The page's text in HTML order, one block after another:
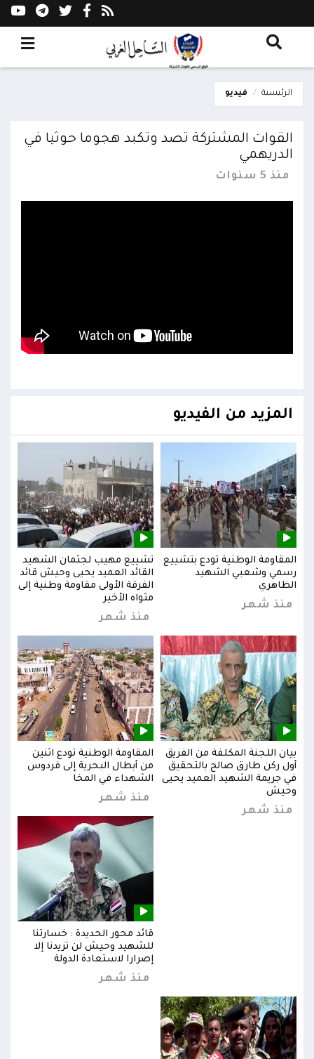
الرئيسية فيديو
القوات المشتركة تصد وتكبد هجوما حوثيا في
الدريهمي
منذ 5 سنوات
المزيد من الفيديو
المقاومة الوطنية تودع بتشييع
رسمي وشعبي الشهيد
الظاهري
منذ شهر
تشييع مهيب لجثمان الشهيد
القائد العميد يحيى وحيش قائد
الفرقة الأولى مقاومة وطنية إلى
مثواه الأخير
منذ شهر
بيان اللجنة المكلفة من الفريق
أول ركن طارق صالح بالتحقيق
في جريمة الشهيد العميد يحيى
وحيش
منذ شهر
المقاومة الوطنية تودع اثنين
من أبطال البحرية إلى فردوس
الشهداء في المخا
منذ شهر
قائد محور الحديدة : خسارتنا
للشهيد وحيش لن تزيدنا إلا
إصرارا لاستعادة الدولة
منذ شهر